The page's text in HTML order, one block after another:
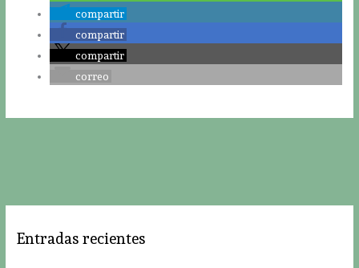
compartir
compartir
compartir
correo
Entradas recientes